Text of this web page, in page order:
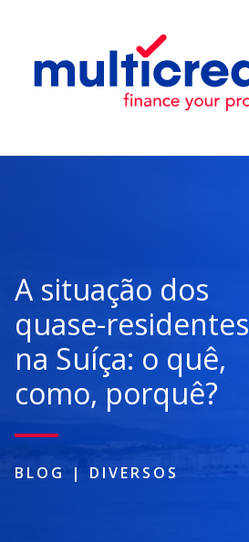
A situação dos
quase-residentes
na Suíça: o quê,
como, porquê?
BLOG | DIVERSOS